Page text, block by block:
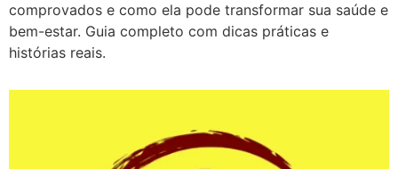
comprovados e como ela pode transformar sua saúde e
bem-estar. Guia completo com dicas práticas e
histórias reais.